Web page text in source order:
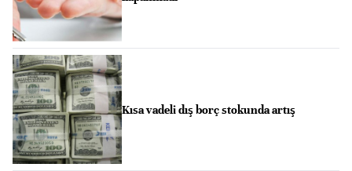
Kısa vadeli dış borç stokunda artış